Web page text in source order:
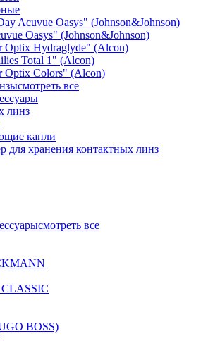
Acuvue Oasys" (Johnson&Johnson)
Oasys" (Johnson&Johnson)
Hydraglyde" (Alcon)
Total 1" (Alcon)
Colors" (Alcon)
смотреть все
линз
капли
для хранения контактных линз
смотреть все
BOSS)